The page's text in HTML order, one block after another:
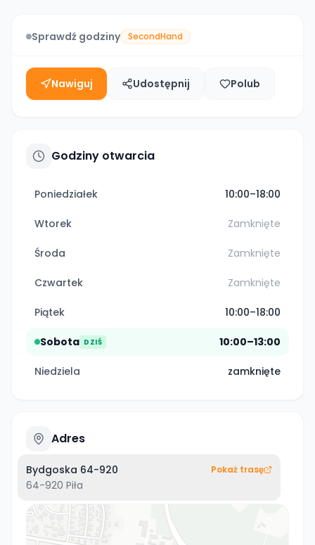
Sprawdź godziny SecondHand
Nawiguj Udostępnij Polub
Godziny otwarcia
Poniedziałek 10:00–18:00
Wtorek Zamknięte
Środa Zamknięte
Czwartek Zamknięte
Piątek 10:00–18:00
Sobota DZIŚ 10:00–13:00
Niedziela zamknięte
Adres
Bydgoska 64-920
64-920 Piła
Pokaż trasę